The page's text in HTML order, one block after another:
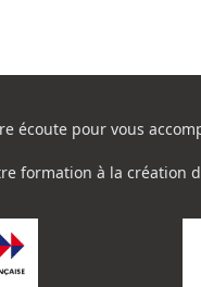
écoute pour vous
formation à la création